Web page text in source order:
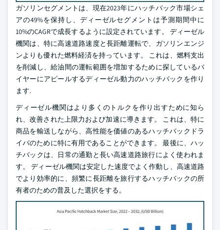
ガソリンセグメントは、現在2023年にハッチバック市場シェ
アの49%を保持し、ディーゼルセグメントは予測期間中に
10%のCAGRで成長するように設定されています。 ディーゼル
機関は、特に高速道路速度と長距離運転で、ガソリンエンジ
ンよりも優れた燃料経済を持っています。 これは、燃料支出
を削減し、給油間の運転範囲を増加するために探しているバ
イヤーにアピールするディーゼル動力のハッチバックを作り
ます.
ディーゼル機関はより多くのトルクを作り出すために知ら
れ、改善された上限力および加速に導きます。 これは、特に
商品を輸送しながら、高性能を価値のあるハッチバックドラ
イバのために特に有用であることができます。 最後に、ハッ
チバックは、日常の通勤と長い高速道路旅行によく使われま
す。 ディーゼル機関は安定した速度でよく作動し、高速道路
でより効率的に、頻繁に長距離を旅行するハッチバックの所
有者のための普及した選択をする。